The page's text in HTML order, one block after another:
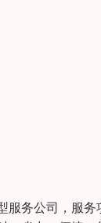
务公司，服